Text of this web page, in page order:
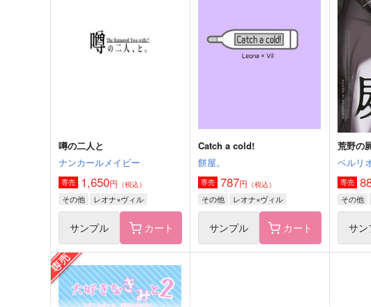
（税込） 315円（税込）
太宰治×中原中也
焼け
ぽろ
3,144
杉元佐
サン
噂の二人と
ナンカールメイビー
専売 1,650円 （税込）
その他 レオナ×ヴィル
サンプル カート
Catch a cold!
餅屋。
専売 787円 （税込）
その他 レオナ×ヴィル
サンプル カート
荒野の
ベルリ
専売
その他
サン